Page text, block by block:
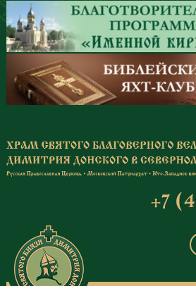
Перейти к основному содержанию
+7